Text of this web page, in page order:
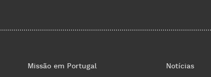
Missão em Portugal Notícias